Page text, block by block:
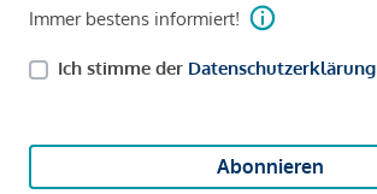
Immer bestens informiert!
Ich stimme der Datenschutzerklärung
Abonnieren